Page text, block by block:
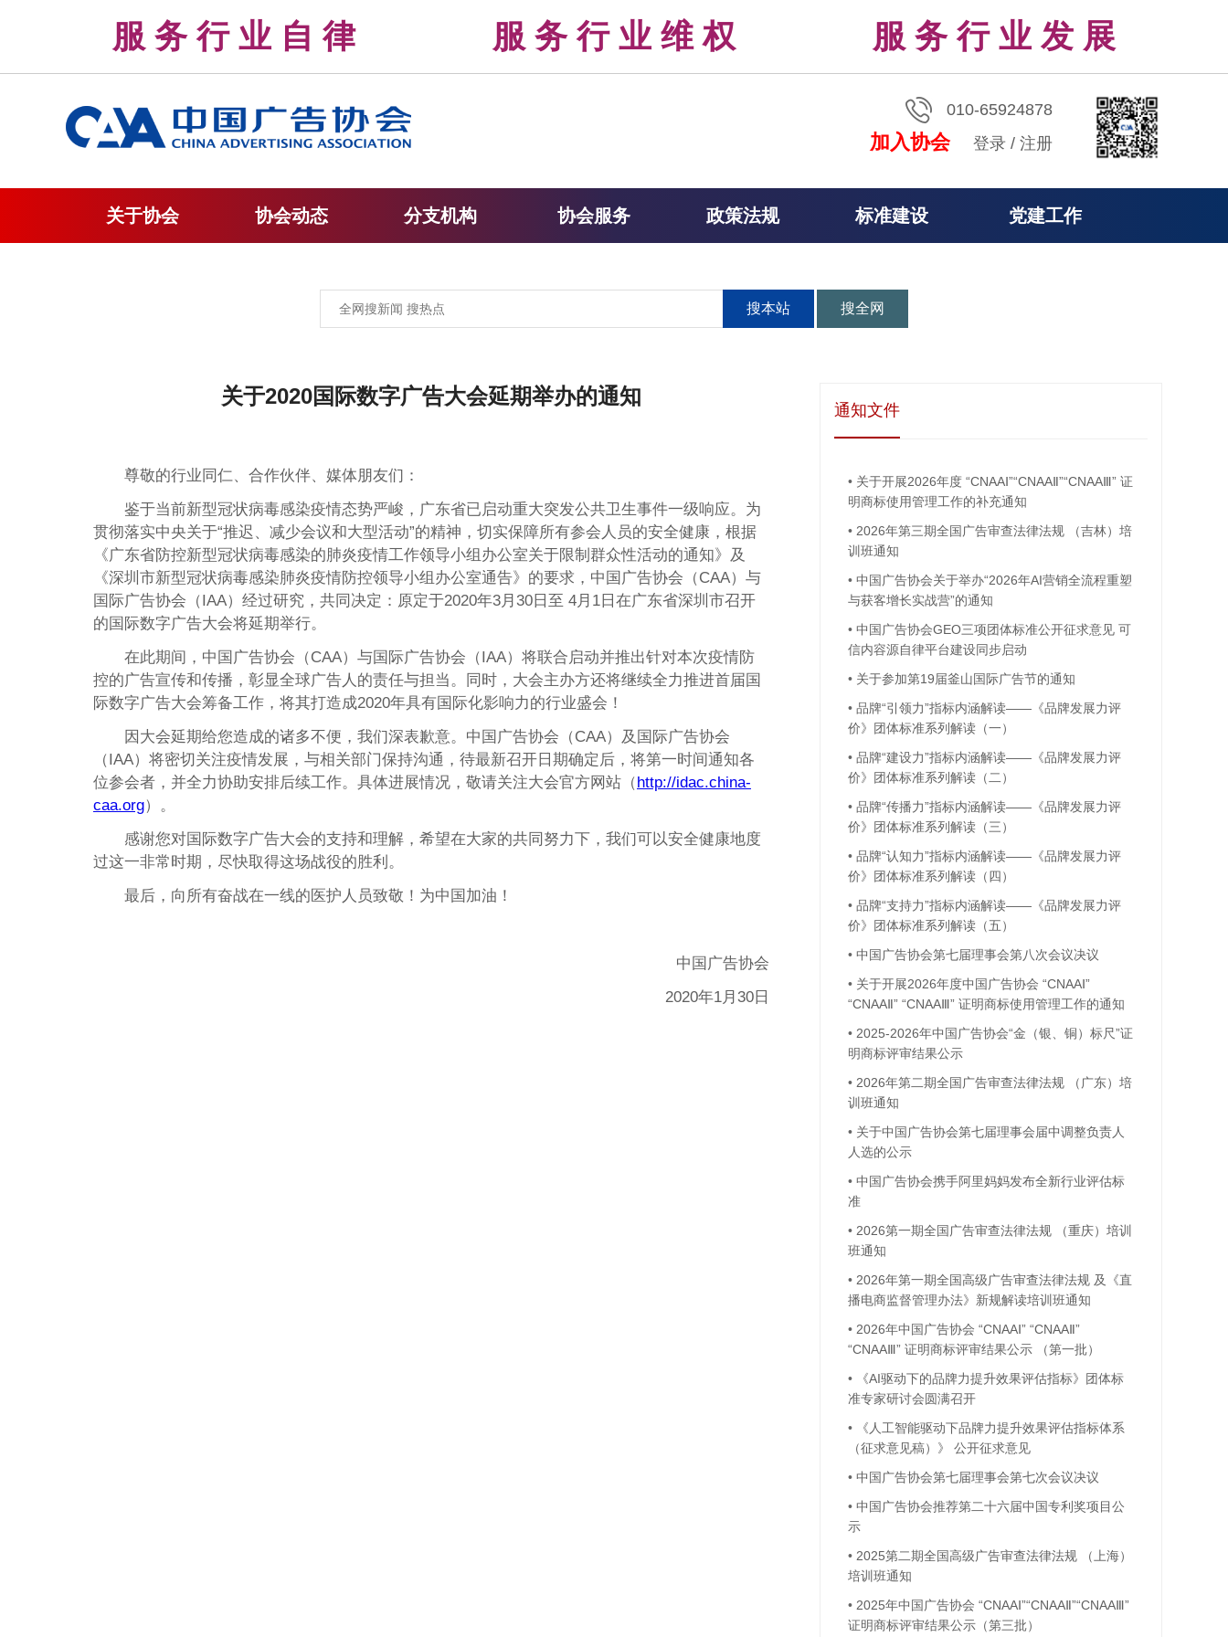
服 务 行 业 自 律 服 务 行 业 维 权 服 务 行 业 发 展
010-65924878
加入协会 登录 / 注册
关于协会 协会动态 分支机构 协会服务 政策法规 标准建设 党建工作
搜本站 搜全网
关于2020国际数字广告大会延期举办的通知
尊敬的行业同仁、合作伙伴、媒体朋友们：
鉴于当前新型冠状病毒感染疫情态势严峻，广东省已启动重大突发公共卫生事件一级响应。为
贯彻落实中央关于“推迟、减少会议和大型活动”的精神，切实保障所有参会人员的安全健康，根据
《广东省防控新型冠状病毒感染的肺炎疫情工作领导小组办公室关于限制群众性活动的通知》及
《深圳市新型冠状病毒感染肺炎疫情防控领导小组办公室通告》的要求，中国广告协会（CAA）与
国际广告协会（IAA）经过研究，共同决定：原定于2020年3月30日至 4月1日在广东省深圳市召开
的国际数字广告大会将延期举行。
在此期间，中国广告协会（CAA）与国际广告协会（IAA）将联合启动并推出针对本次疫情防
控的广告宣传和传播，彰显全球广告人的责任与担当。同时，大会主办方还将继续全力推进首届国
际数字广告大会筹备工作，将其打造成2020年具有国际化影响力的行业盛会！
因大会延期给您造成的诸多不便，我们深表歉意。中国广告协会（CAA）及国际广告协会
（IAA）将密切关注疫情发展，与相关部门保持沟通，待最新召开日期确定后，将第一时间通知各
位参会者，并全力协助安排后续工作。具体进展情况，敬请关注大会官方网站（http://idac.china-
caa.org）。
感谢您对国际数字广告大会的支持和理解，希望在大家的共同努力下，我们可以安全健康地度
过这一非常时期，尽快取得这场战役的胜利。
最后，向所有奋战在一线的医护人员致敬！为中国加油！
中国广告协会
2020年1月30日
通知文件
• 关于开展2026年度 “CNAAⅠ”“CNAAⅡ”“CNAAⅢ” 证
明商标使用管理工作的补充通知
• 2026年第三期全国广告审查法律法规 （吉林）培
训班通知
• 中国广告协会关于举办“2026年AI营销全流程重塑
与获客增长实战营”的通知
• 中国广告协会GEO三项团体标准公开征求意见 可
信内容源自律平台建设同步启动
• 关于参加第19届釜山国际广告节的通知
• 品牌“引领力”指标内涵解读——《品牌发展力评
价》团体标准系列解读（一）
• 品牌“建设力”指标内涵解读——《品牌发展力评
价》团体标准系列解读（二）
• 品牌“传播力”指标内涵解读——《品牌发展力评
价》团体标准系列解读（三）
• 品牌“认知力”指标内涵解读——《品牌发展力评
价》团体标准系列解读（四）
• 品牌“支持力”指标内涵解读——《品牌发展力评
价》团体标准系列解读（五）
• 中国广告协会第七届理事会第八次会议决议
• 关于开展2026年度中国广告协会 “CNAAⅠ”
“CNAAⅡ” “CNAAⅢ” 证明商标使用管理工作的通知
• 2025-2026年中国广告协会“金（银、铜）标尺”证
明商标评审结果公示
• 2026年第二期全国广告审查法律法规 （广东）培
训班通知
• 关于中国广告协会第七届理事会届中调整负责人
人选的公示
• 中国广告协会携手阿里妈妈发布全新行业评估标
准
• 2026第一期全国广告审查法律法规 （重庆）培训
班通知
• 2026年第一期全国高级广告审查法律法规 及《直
播电商监督管理办法》新规解读培训班通知
• 2026年中国广告协会 “CNAAⅠ” “CNAAⅡ”
“CNAAⅢ” 证明商标评审结果公示 （第一批）
•
《AI驱动下的品牌力提升效果评估指标》团体标
准专家研讨会圆满召开
•
《人工智能驱动下品牌力提升效果评估指标体系
（征求意见稿）》 公开征求意见
• 中国广告协会第七届理事会第七次会议决议
• 中国广告协会推荐第二十六届中国专利奖项目公
示
• 2025第二期全国高级广告审查法律法规 （上海）
培训班通知
• 2025年中国广告协会 “CNAAⅠ”“CNAAⅡ”“CNAAⅢ”
证明商标评审结果公示（第三批）